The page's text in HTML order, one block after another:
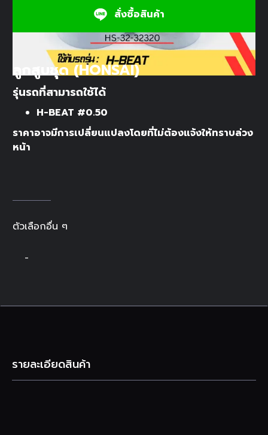
สั่งซื้อสินค้า
ลูกสูบชุด (HONSAI)
รุ่นรถที่สามารถใช้ได้
H-BEAT #0.50
ราคาอาจมีการเปลี่ยนแปลงโดยที่ไม่ต้องแจ้งให้ทราบล่วง
หน้า
ตัวเลือกอื่น ๆ
-
รายละเอียดสินค้า